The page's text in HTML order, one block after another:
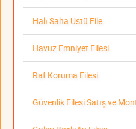
Halı Saha Üstü File
Havuz Emniyet Filesi
Raf Koruma Filesi
Güvenlik Filesi Satış ve